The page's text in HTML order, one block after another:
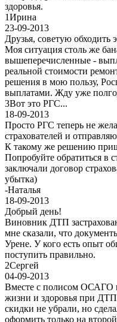
здоровья.
1Ирина
23-09-2013
Друзья, советую обходить
Моя ситуация столь же
вышеперечисленные -
реальной стоимости
решения в мою пользу,
выплатами. Жду уже
3Вот это РГС...
18-09-2013
Просто РГС теперь не
страхователей и
К такому же решению
Попробуйте обратиться в
заключали договор
убытка)
-Наталья
18-09-2013
Добрый день!
Виновник ДТП
мне сказали, что
Урене. У кого есть опыт
поступить правильно.
2Сергей
04-09-2013
Вместе с полисом ОСАГО
жизни и здоровья при
скидки не убрали, но
оформить только на